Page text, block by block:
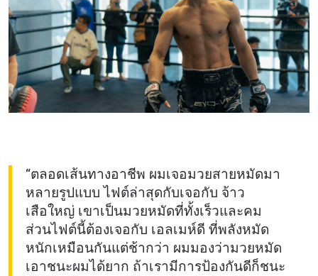
“ตลอดเส้นทางอาชีพ ผมเจอมวยสายหมัดมา
หลายรูปแบบ ไฟต์ล่าสุดกับเจอกับ จ้าว
เสือใหญ่ เขาเป็นมวยหมัดที่ทั้งเร็วและคม
ส่วนไฟต์นี้ต้องเจอกับ เอลเมห์ดี ที่พลังหมัด
หนักเหมือนกันแต่ช้ากว่า ผมมองว่ามวยหมัด
เอาชนะผมได้ยาก ถ้าเรามีการป้องกันดีก็ชนะ